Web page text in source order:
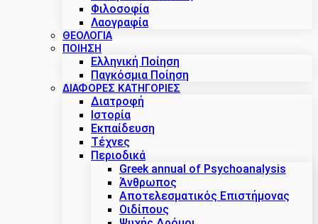
Φιλοσοφία
Λαογραφία
ΘΕΟΛΟΓΙΑ
ΠΟΙΗΣΗ
Ελληνική Ποίηση
Παγκόσμια Ποίηση
ΔΙΑΦΟΡΕΣ ΚΑΤΗΓΟΡΙΕΣ
Διατροφή
Ιστορία
Εκπαίδευση
Τέχνες
Περιοδικά
Greek annual of Psychoanalysis
Άνθρωπος
Αποτελεσματικός Επιστήμονας
Οιδίπους